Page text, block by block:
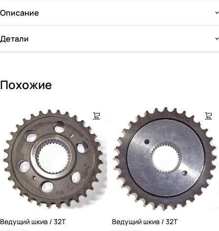
Описание
Детали
Похожие
Ведущий шкив / 32T
Ведущий шкив / 32T